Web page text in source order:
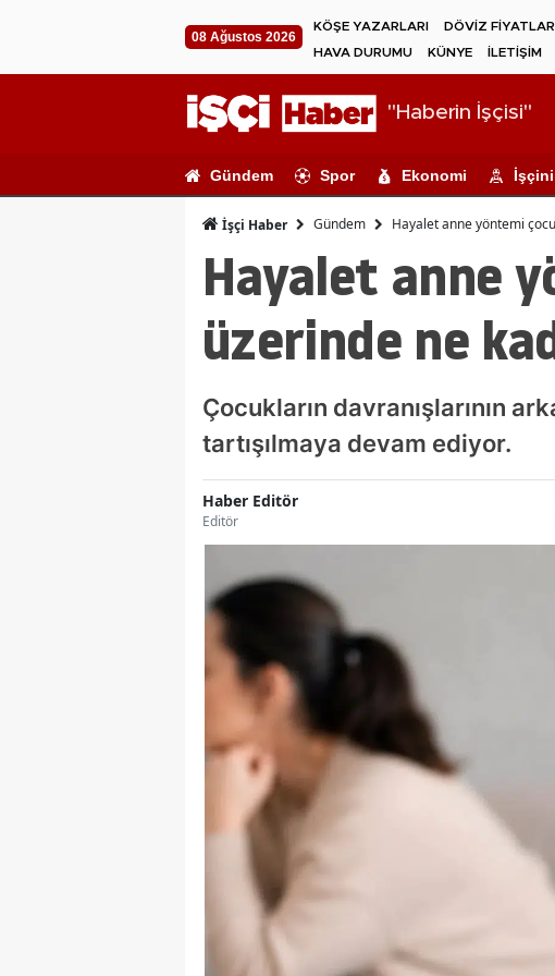
08 Ağustos 2026
KÖŞE YAZARLARI DÖVİZ
HAVA DURUMU
KÜNYE İLETİŞİM
"Haberin İşçisi"
Gündem Spor Ekonomi
İşçi Haber Gündem Hayalet anne yöntemi
Hayalet anne
üzerinde ne
Çocukların davranışlarının
tartışılmaya devam ediyor.
Haber Editör
Editör